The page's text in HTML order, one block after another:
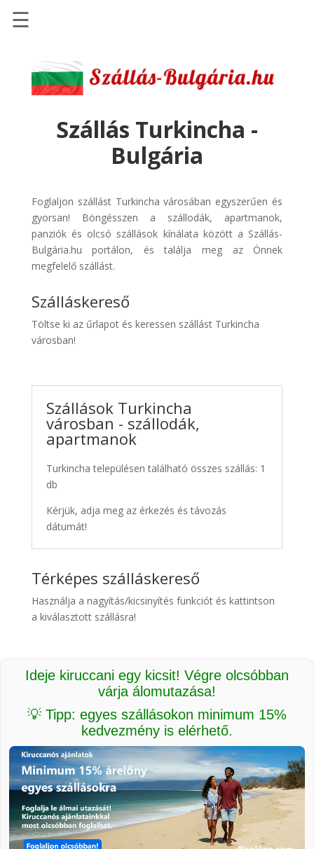
Szállások
Repülőjegy
pénzvisszatérítéssel
Discover
Cars
Transzfer
Kiwi
Taxi
☰
Szállás Turkincha -
Bulgária
Foglaljon szállást Turkincha városában egyszerűen és
gyorsan! Böngésszen a szállodák, apartmanok,
panziók és olcsó szállások kínálata között a Szállás-
Bulgária.hu portálon, és találja meg az Önnek
megfelelő szállást.
Szálláskereső
Töltse ki az űrlapot és keressen szállást Turkincha
városban!
Szállások Turkincha
városban - szállodák,
apartmanok
Turkincha településen található összes szállás: 1
db
Kérjük, adja meg az érkezés és távozás
dátumát!
Térképes szálláskereső
Használja a nagyítás/kicsinyítés funkciót és kattintson
a kiválasztott szállásra!
Ideje kiruccani egy kicsit! Végre olcsóbban
várja álomutazása!
💡 Tipp: egyes szállásokon minimum 15%
kedvezmény is elérhető.